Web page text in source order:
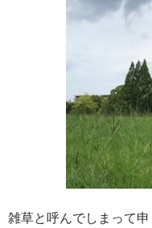
雑草と呼んでしまって